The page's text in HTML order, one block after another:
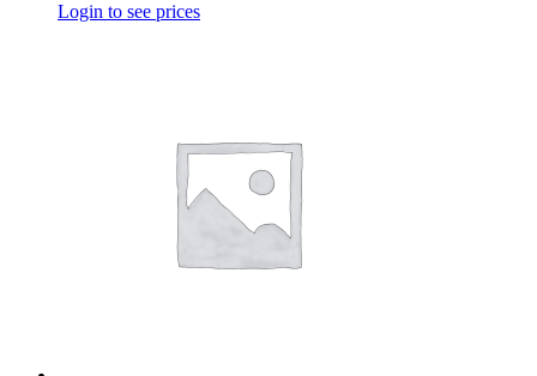
Login to see prices